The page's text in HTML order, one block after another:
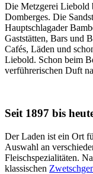
Die Metzgerei Liebold
Domberges. Die
Hauptschlagader
Gaststätten, Bars und
Cafés, Läden und
Liebold. Schon beim
verführerischen Duft
Seit 1897 bis
Der Laden ist ein Ort
Auswahl an
Fleischspezialitäten.
klassischen